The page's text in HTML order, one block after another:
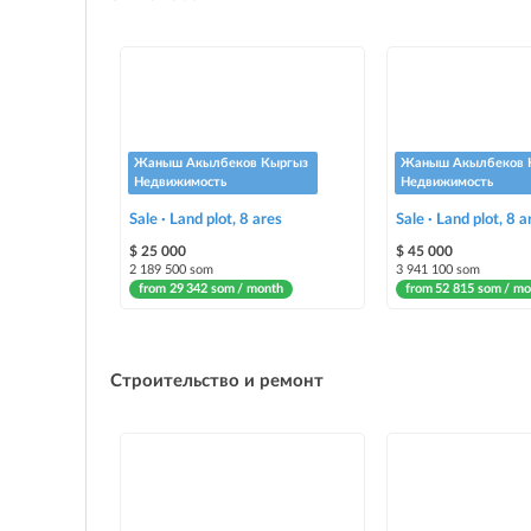
Жаныш Акылбеков Кыргыз
Недвижимость
Sale · Land plot, 8 ares
$ 25 000
2 189 500 som
from 29 342 som / month
Жаныш Акылбеков
Недвижимость
Sale · Land plot, 8
$ 45 000
3 941 100 som
from 52 815 som /
Строительство и ремонт